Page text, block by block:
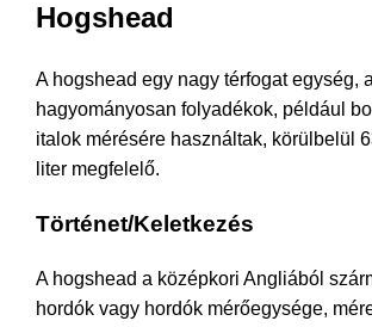
Hogshead
A hogshead egy nagy térfogat egység,
hagyományosan folyadékok, például
italok mérésére használtak, körülbelül
liter megfelelő.
Történet/Keletkezés
A hogshead a középkori Angliából
hordók vagy hordók mérőegysége,